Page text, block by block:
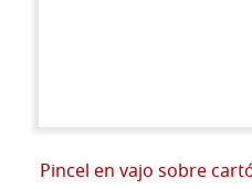
Pincel en vajo sobre